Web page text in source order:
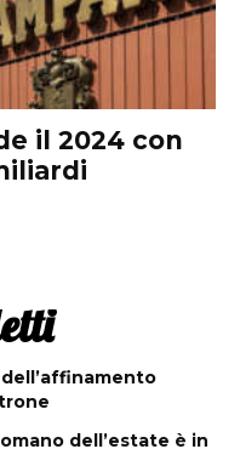
il 2024 con
dell’estate è in